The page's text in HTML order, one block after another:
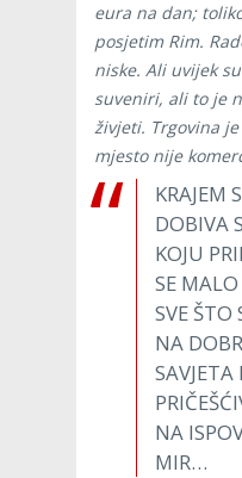
eura na dan;
posjetim Rim.
niske. Ali uvijek
suveniri, ali to je
živjeti. Trgovina
mjesto nije
KRAJEM
DOBIVA
KOJU
SE MALO
SVE ŠTO
NA
NA
MIR…